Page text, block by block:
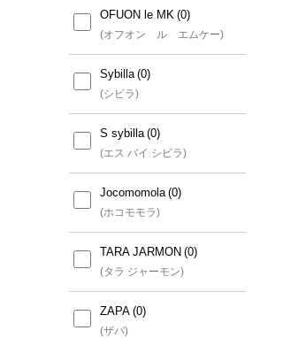
a.v.v MEN
(アー・ヴェ・ヴェ メン)
a.v.v KIDS
(アー・ヴェ・ヴェ キッズ)
a.v.v Elmi
(アー・ヴェ・ヴェ エルミ)
OFUON le MK
(オフオン ル エムケー)
Sybilla
(シビラ)
S sybilla
(エス バイ シビラ)
Jocomomola
(ホコモモラ)
TARA JARMON
(タラ ジャーモン)
ZAPA
(ザパ)